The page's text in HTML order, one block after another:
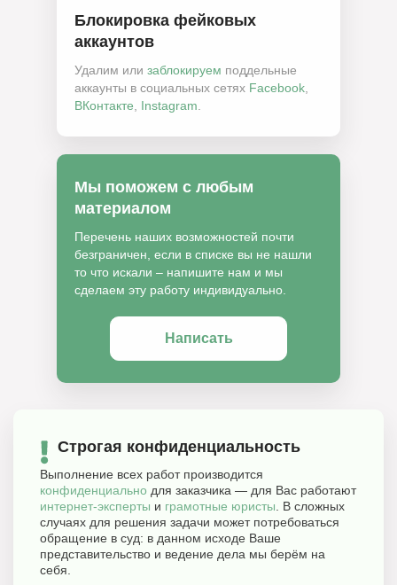
Блокировка фейковых
аккаунтов
Удалим или заблокируем поддельные
аккаунты в социальных сетях Facebook
ВКонтакте
Instagram
Мы поможем с любым
материалом
Перечень наших возможностей почти
безграничен, если в списке вы не нашли
то что искали – напишите нам и мы
сделаем эту работу индивидуально.
Написать
Строгая конфиденциальность
Выполнение всех работ производится
конфиденциально для заказчика — для Вас работают
интернет-эксперты и грамотные юристы . В сложных
случаях для решения задачи может потребоваться
обращение в суд: в данном исходе Ваше
представительство и ведение дела мы берём на
себя.